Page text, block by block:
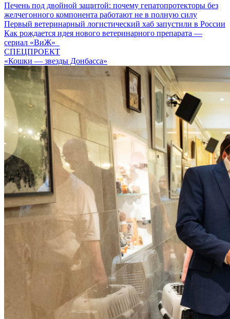
Печень под двойной защитой: почему гепатопротекторы без
желчегонного компонента работают не в полную силу
Первый ветеринарный логистический хаб запустили в России
Как рождается идея нового ветеринарного препарата —
сериал «ВиЖ»
СПЕЦПРОЕКТ
«Кошки — звезды Донбасса»